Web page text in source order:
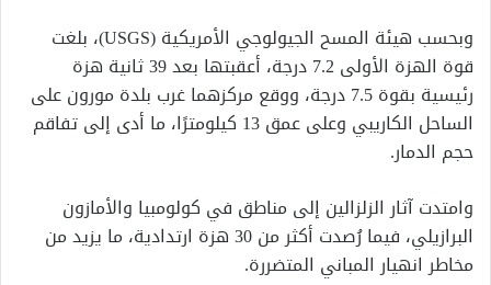
وبحسب هيئة المسح الجيولوجي الأمريكية (USGS)، بلغت
قوة الهزة الأولى 7.2 درجة، أعقبتها بعد 39 ثانية هزة
رئيسية بقوة 7.5 درجة، ووقع مركزهما غرب بلدة مورون على
الساحل الكاريبي وعلى عمق 13 كيلومترًا، ما أدى إلى تفاقم
حجم الدمار.
وامتدت آثار الزلزالين إلى مناطق في كولومبيا والأمازون
البرازيلي، فيما رُصدت أكثر من 30 هزة ارتدادية، ما يزيد من
مخاطر انهيار المباني المتضررة.